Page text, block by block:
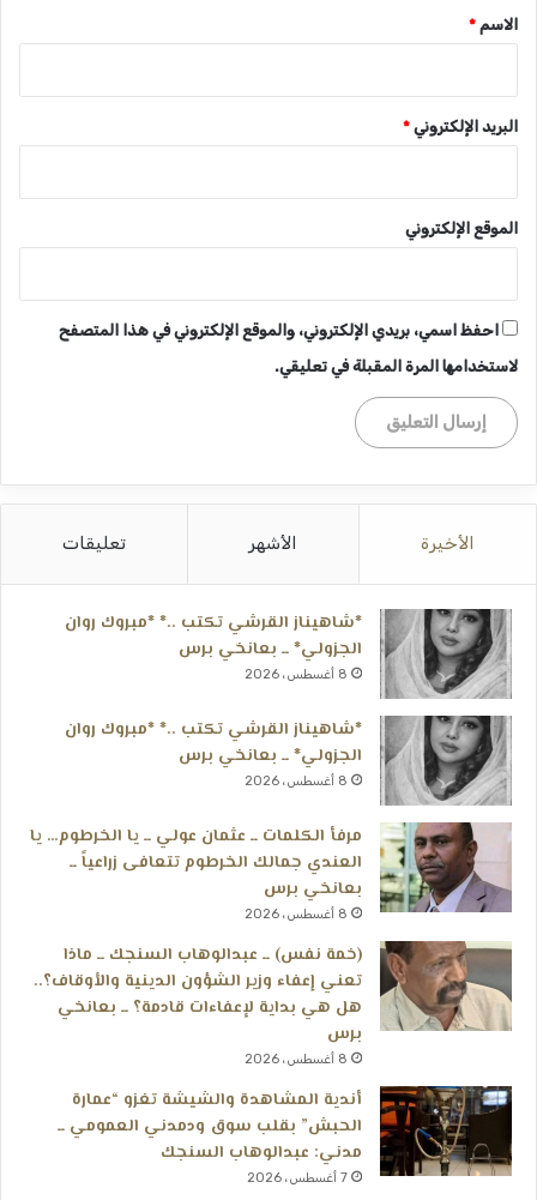
*الاسم *
البريد الإلكتروني *
الموقع الإلكتروني
احفظ اسمي، بريدي الإلكتروني، والموقع الإلكتروني في هذا المتصفح
لاستخدامها المرة المقبلة في تعليقي.
الأخيرة الأشهر تعليقات
*شاهيناز القرشي تكتب ..* *مبروك روان
الجزولي* ــ بعانخي برس
8 أغسطس، 2026
*شاهيناز القرشي تكتب ..* *مبروك روان
الجزولي* ــ بعانخي برس
8 أغسطس، 2026
مرفأ الكلمات ــ عثمان عولي ــ يا الخرطوم… يا
العندي جمالك الخرطوم تتعافى زراعياً ــ
بعانخي برس
8 أغسطس، 2026
(خمة نفس) ــ عبدالوهاب السنجك ــ ماذا
تعني إعفاء وزير الشؤون الدينية والأوقاف؟..
هل هي بداية لإعفاءات قادمة؟ ــ بعانخي
برس
8 أغسطس، 2026
أندية المشاهدة والشيشة تغزو “عمارة
الحبش” بقلب سوق ودمدني العمومي ــ
مدني: عبدالوهاب السنجك
7 أغسطس، 2026